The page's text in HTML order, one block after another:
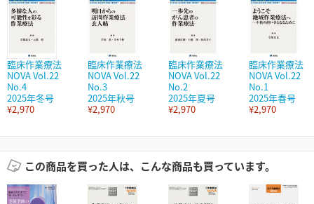
臨床作業療法
NOVA Vol.22
No.4
2025年冬号
¥2,970
臨床作業療法
NOVA Vol.22
No.3
2025年秋号
¥2,970
臨床作業療法
NOVA Vol.22
No.2
2025年夏号
¥2,970
臨床作業療法
NOVA Vol.22
No.1
2025年春号
¥2,970
この商品を買った人は、こんな商品も買っています。